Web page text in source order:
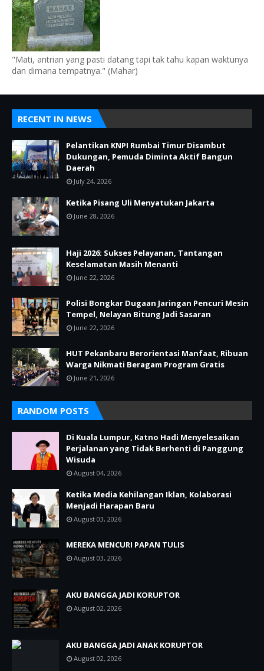
"Mati, antrian yang pasti datang tapi tak tahu kapan waktunya
dan dimana tempatnya." (Mahar)
RECENT IN NEWS
Pelantikan KNPI Rumbai Timur Disambut
Dukungan, Pemuda Diminta Aktif Bangun
Daerah
July 24, 2026
Ketika Pisang Uli Menyatukan Jakarta
June 28, 2026
Haji 2026: Sukses Pelayanan, Tantangan
Keselamatan Masih Menanti
June 22, 2026
Polisi Bongkar Dugaan Jaringan Pencuri Mesin
Tempel, Nelayan Bitung Jadi Sasaran
June 22, 2026
HUT Pekanbaru Berorientasi Manfaat, Ribuan
Warga Nikmati Beragam Program Gratis
June 21, 2026
RANDOM POSTS
Di Kuala Lumpur, Katno Hadi Menyelesaikan
Perjalanan yang Tidak Berhenti di Panggung
Wisuda
August 04, 2026
Ketika Media Kehilangan Iklan, Kolaborasi
Menjadi Harapan Baru
August 03, 2026
MEREKA MENCURI PAPAN TULIS
August 03, 2026
AKU BANGGA JADI KORUPTOR
August 02, 2026
AKU BANGGA JADI ANAK KORUPTOR
August 02, 2026